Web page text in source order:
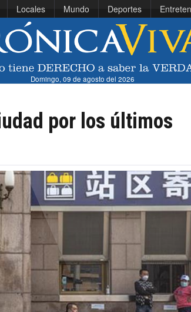
Locales Mundo Deportes
Domingo, 09 de agosto del 2026
por los últimos